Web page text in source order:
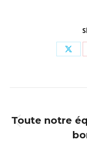
X
article
Toute notre